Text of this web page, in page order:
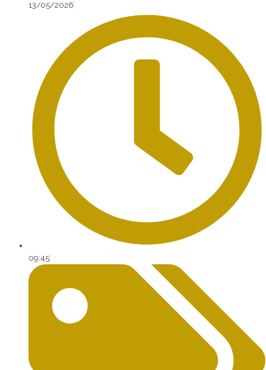
13/05/2026
09:45